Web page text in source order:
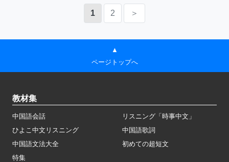
1 2 ＞
▲
ページトップへ
教材集
中国語会話
リスニング「時事中文」
ひよこ中文リスニング
中国語歌詞
中国語文法大全
初めての超短文
特集